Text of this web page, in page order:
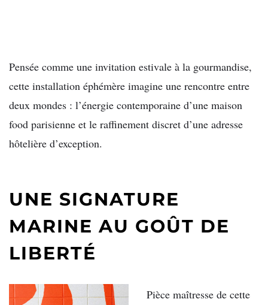
Pensée comme une invitation estivale à la gourmandise,
cette installation éphémère imagine une rencontre entre
deux mondes : l’énergie contemporaine d’une maison
food parisienne et le raffinement discret d’une adresse
hôtelière d’exception.
UNE SIGNATURE
MARINE AU GOÛT DE
LIBERTÉ
Pièce maîtresse de cette